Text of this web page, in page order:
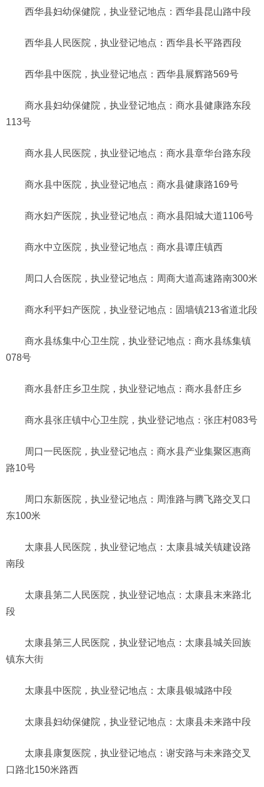
西华县妇幼保健院，执业登记地点：西华县昆山路中段
西华县人民医院，执业登记地点：西华县长平路西段
西华县中医院，执业登记地点：西华县展辉路569号
商水县妇幼保健院，执业登记地点：商水县健康路东段
113号
商水县人民医院，执业登记地点：商水县章华台路东段
商水县中医院，执业登记地点：商水县健康路169号
商水妇产医院，执业登记地点：商水县阳城大道1106号
商水中立医院，执业登记地点：商水县谭庄镇西
周口人合医院，执业登记地点：周商大道高速路南300米
商水利平妇产医院，执业登记地点：固墙镇213省道北段
商水县练集中心卫生院，执业登记地点：商水县练集镇
078号
商水县舒庄乡卫生院，执业登记地点：商水县舒庄乡
商水县张庄镇中心卫生院，执业登记地点：张庄村083号
周口一民医院，执业登记地点：商水县产业集聚区惠商
路10号
周口东新医院，执业登记地点：周淮路与腾飞路交叉口
东100米
太康县人民医院，执业登记地点：太康县城关镇建设路
南段
太康县第二人民医院，执业登记地点：太康县末来路北
段
太康县第三人民医院，执业登记地点：太康县城关回族
镇东大街
太康县中医院，执业登记地点：太康县银城路中段
太康县妇幼保健院，执业登记地点：太康县未来路中段
太康县康复医院，执业登记地点：谢安路与未来路交叉
口路北150米路西